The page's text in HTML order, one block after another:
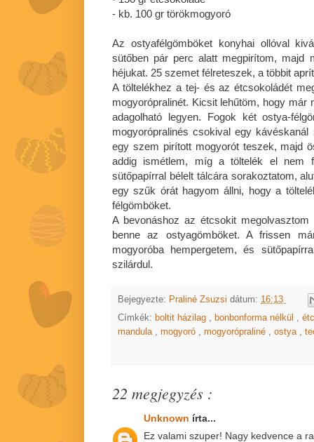
- kb. 100 gr törökmogyoró
Az ostyafélgömböket konyhai ollóval
sütőben pár perc alatt megpirítom, majd
héjukat. 25 szemet félreteszek, a többit
A töltelékhez a tej- és az étcsokoládét
mogyorópralinét. Kicsit lehűtöm, hogy már
adagolható legyen. Fogok két ostya-
mogyorópralinés csokival egy
egy szem pirított mogyorót teszek, majd
addig ismétlem, míg a töltelék el nem
sütőpapírral bélelt tálcára sorakoztatom,
egy szűk órát hagyom állni, hogy a
félgömböket.
A bevonáshoz az étcsokit
benne az ostyagömböket. A frissen
mogyoróba hempergetem, és
szilárdul.
Bejegyezte: Praliné Zsuzsi dátum: 16:13
Címkék: boltit házilag bonbonforma nélkül
mandula
mogyoró mogyorópraliné ostya
22 megjegyzés :
Unknown írta...
Ez valami szuper! Nagy kedvence a